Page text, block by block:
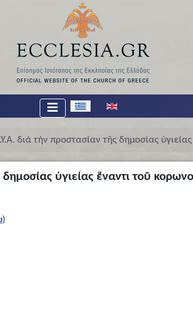
Επιλέξτε τη γλώσσα σας
διά τήν προστασίαν τῆς δημοσίας
ὑγιείας ἔναντι τοῦ
)